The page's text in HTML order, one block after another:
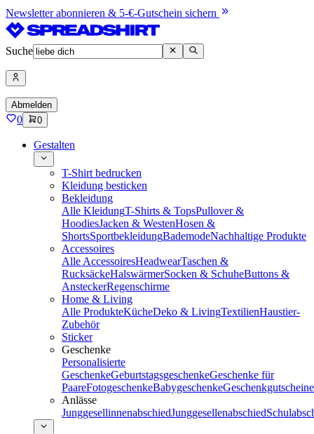
Newsletter abonnieren & 5-€-Gutschein sichern
Suche
Abmelden
0 0
Gestalten
T-Shirt bedrucken
Kleidung besticken
Bekleidung
Alle KleidungT-Shirts & TopsPullover &
HoodiesJacken & WestenHosen &
ShortsSportbekleidungBademodeNachhaltige Produkte
Accessoires
Alle AccessoiresHeadwearTaschen &
RucksäckeHalswärmerSocken & SchuheButtons &
AnsteckerRegenschirme
Home & Living
Alle ProdukteKücheDeko & LivingTextilienHaustier-
Zubehör
Sticker
Geschenke
Personalisierte
GeschenkeGeburtstagsgeschenkeGeschenke für
PaareFotogeschenkeBabygeschenkeGeschenkgutscheine
Anlässe
JunggesellinnenabschiedJunggesellenabschied